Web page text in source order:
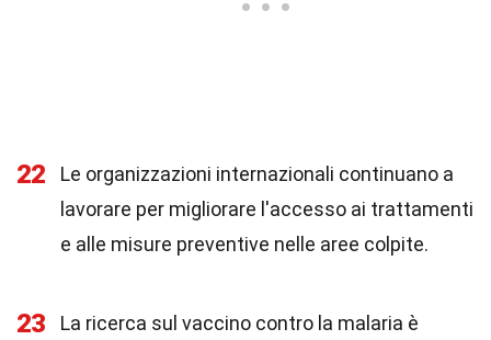
22
Le organizzazioni internazionali continuano a
lavorare per migliorare l'accesso ai trattamenti
e alle misure preventive nelle aree colpite.
23
La ricerca sul vaccino contro la malaria è